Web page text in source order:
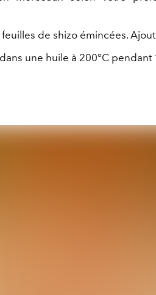
de shizo émincées.
une huile à 200°C pendant